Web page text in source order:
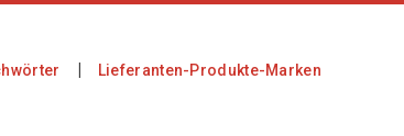
Lieferanten-Produkte-Marken